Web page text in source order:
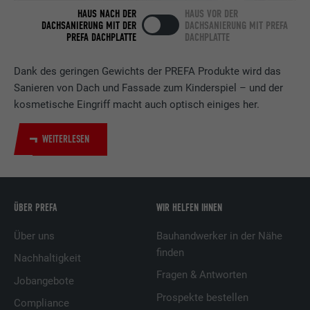
Dank des geringen Gewichts der PREFA Produkte wird das
Sanieren von Dach und Fassade zum Kinderspiel – und der
kosmetische Eingriff macht auch optisch einiges her.
WEITERLESEN
HAUS NACH DER
DACHSANIERUNG MIT DER
PREFA DACHPLATTE
HAUS VOR DER
DACHSANIERUNG MIT PREFA
DACHPLATTE
ÜBER PREFA
Über uns
Nachhaltigkeit
Jobangebote
Compliance
WIR HELFEN IHNEN
Bauhandwerker in der Nähe
finden
Fragen & Antworten
Prospekte bestellen
Verwendung von eingebetteten
Dienstleistungen.
Name bscookie
Verwendet vom Social-Networking-Dienst
Verwendung von eingebetteten
UserMatchHistory
Anbieter